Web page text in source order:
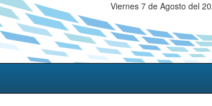
Viernes 7 de Agosto del